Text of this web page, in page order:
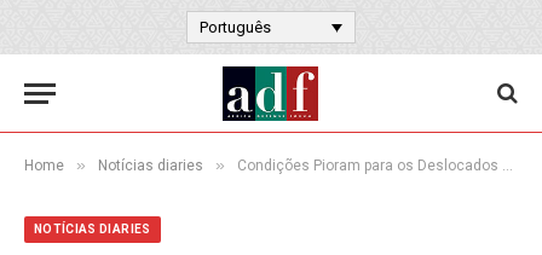
Português
Home » Notícias diaries » Condições Pioram para os Deslocados de Cabo Delgado no Meio de uma Vaga de Ataques Terroristas
NOTÍCIAS DIARIES